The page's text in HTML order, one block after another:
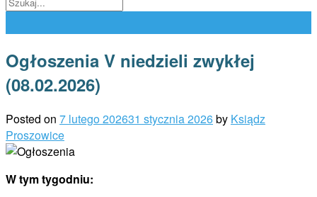
Ogłoszenia V niedzieli zwykłej
(08.02.2026)
Posted on 7 lutego 202631 stycznia 2026by Ksiądz
Proszowice
W tym tygodniu: